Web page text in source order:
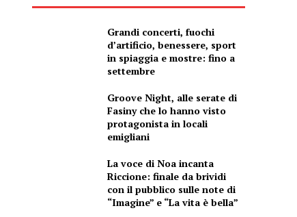
Grandi concerti, fuochi
d’artificio, benessere, sport
in spiaggia e mostre: fino a
settembre
Groove Night, alle serate di
Fasiny che lo hanno visto
protagonista in locali
emigliani
La voce di Noa incanta
Riccione: finale da brividi
con il pubblico sulle note di
“Imagine” e “La vita è bella”